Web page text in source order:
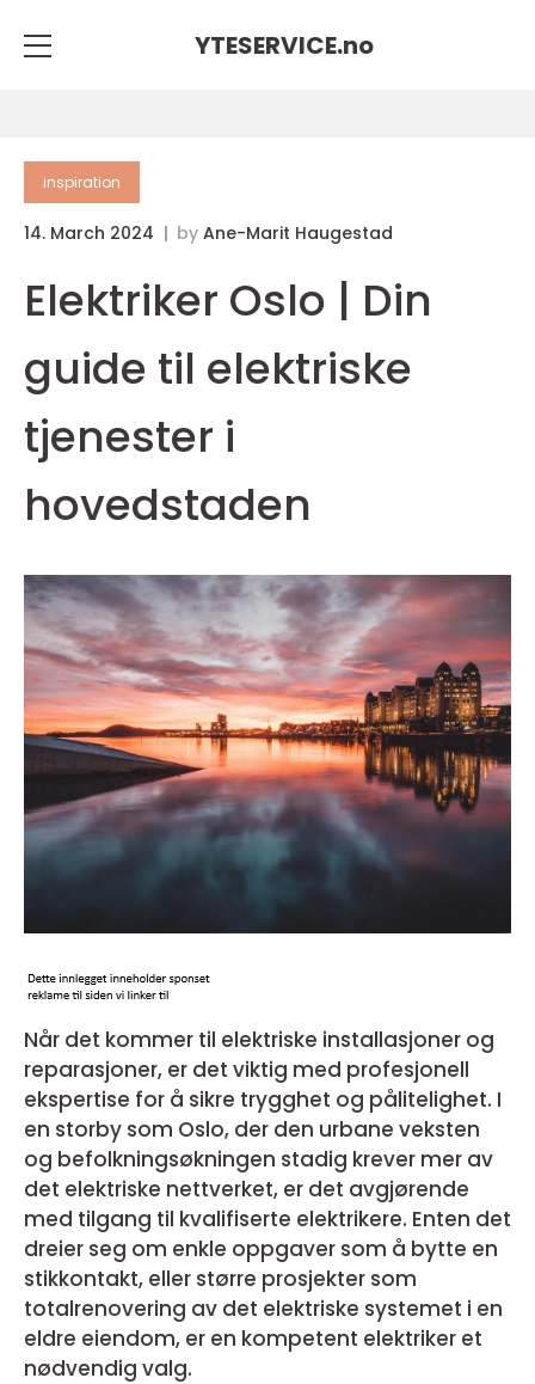
YTESERVICE.no
inspiration
14. March 2024 by Ane-Marit Haugestad
Elektriker Oslo | Din
guide til elektriske
tjenester i
hovedstaden
Når det kommer til elektriske installasjoner og
reparasjoner, er det viktig med profesjonell
ekspertise for å sikre trygghet og pålitelighet. I
en storby som Oslo, der den urbane veksten
og befolkningsøkningen stadig krever mer av
det elektriske nettverket, er det avgjørende
med tilgang til kvalifiserte elektrikere. Enten det
dreier seg om enkle oppgaver som å bytte en
stikkontakt, eller større prosjekter som
totalrenovering av det elektriske systemet i en
eldre eiendom, er en kompetent elektriker et
nødvendig valg.